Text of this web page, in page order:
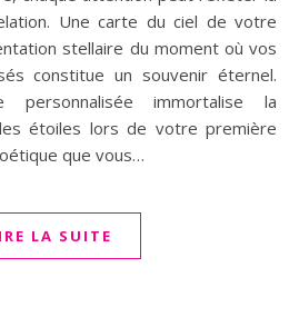
Une carte du ciel de votre
stellaire du moment où vos
constitue un souvenir éternel.
immortalise la
étoiles lors de votre première
que vous…
LA SUITE